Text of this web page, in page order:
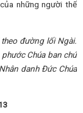
những người thế
đường lối Ngài.
Chúa ban chứ
Nhân danh Đức Chúa